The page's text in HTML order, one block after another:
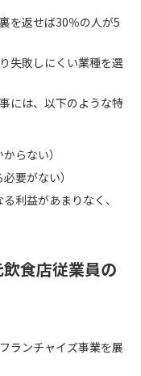
を返せば30％の人が5
失敗しにくい業種を選
には、以下のような特
らない）
要がない）
利益があまりなく、
食店従業員の
ランチャイズ事業を展